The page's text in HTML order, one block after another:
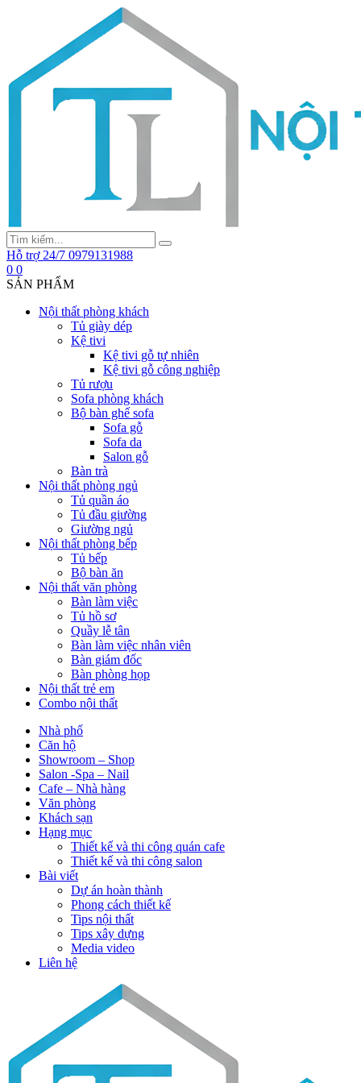
Hỗ trợ 24/7 0979131988
0 0
SẢN PHẨM
Nội thất phòng khách
Tủ giày dép
Kệ tivi
Kệ tivi gỗ tự nhiên
Kệ tivi gỗ công nghiệp
Tủ rượu
Sofa phòng khách
Bộ bàn ghế sofa
Sofa gỗ
Sofa da
Salon gỗ
Bàn trà
Nội thất phòng ngủ
Tủ quần áo
Tủ đầu giường
Giường ngủ
Nội thất phòng bếp
Tủ bếp
Bộ bàn ăn
Nội thất văn phòng
Bàn làm việc
Tủ hồ sơ
Quầy lễ tân
Bàn làm việc nhân viên
Bàn giám đốc
Bàn phòng họp
Nội thất trẻ em
Combo nội thất
Nhà phố
Căn hộ
Showroom – Shop
Salon -Spa – Nail
Cafe – Nhà hàng
Văn phòng
Khách sạn
Hạng mục
Thiết kế và thi công quán cafe
Thiết kế và thi công salon
Bài viết
Dự án hoàn thành
Phong cách thiết kế
Tips nội thất
Tips xây dựng
Media video
Liên hệ